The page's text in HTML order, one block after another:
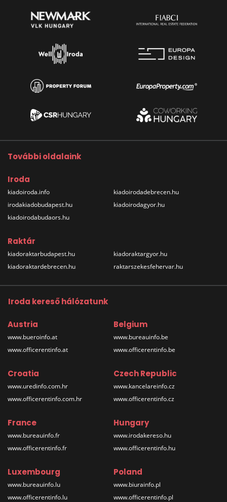
További oldalaink
Iroda
kiadoiroda.info
irodakiadobudapest.hu
kiadoirodabudaors.hu
kiadoirodadebrecen.hu
kiadoirodagyor.hu
Raktár
kiadoraktarbudapest.hu
kiadoraktardebrecen.hu
kiadoraktargyor.hu
raktarszekesfehervar.hu
Iroda kereső hálózatunk
Austria
www.bueroinfo.at
www.officerentinfo.at
Belgium
www.bureauinfo.be
www.officerentinfo.be
Croatia
www.uredinfo.com.hr
www.officerentinfo.com.hr
Czech Republic
www.kancelareinfo.cz
www.officerentinfo.cz
France
www.bureauinfo.fr
www.officerentinfo.fr
Hungary
www.irodakereso.hu
www.officerentinfo.hu
Luxembourg
www.bureauinfo.lu
www.officerentinfo.lu
Poland
www.biurainfo.pl
www.officerentinfo.pl